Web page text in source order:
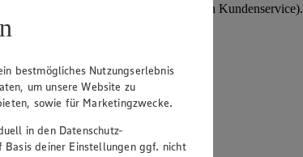
f) DSGVO (berechtigtes Interesse an Kundenservice).
bestmögliches Nutzungserlebnis
um unsere Website zu
sowie für Marketingzwecke.
in den Datenschutz-
deiner Einstellungen ggf. nicht